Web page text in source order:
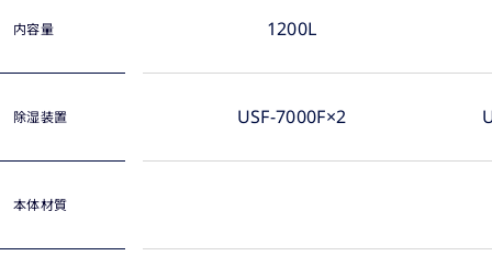
内容量 1200L
除湿装置 USF-7000F×2
本体材質